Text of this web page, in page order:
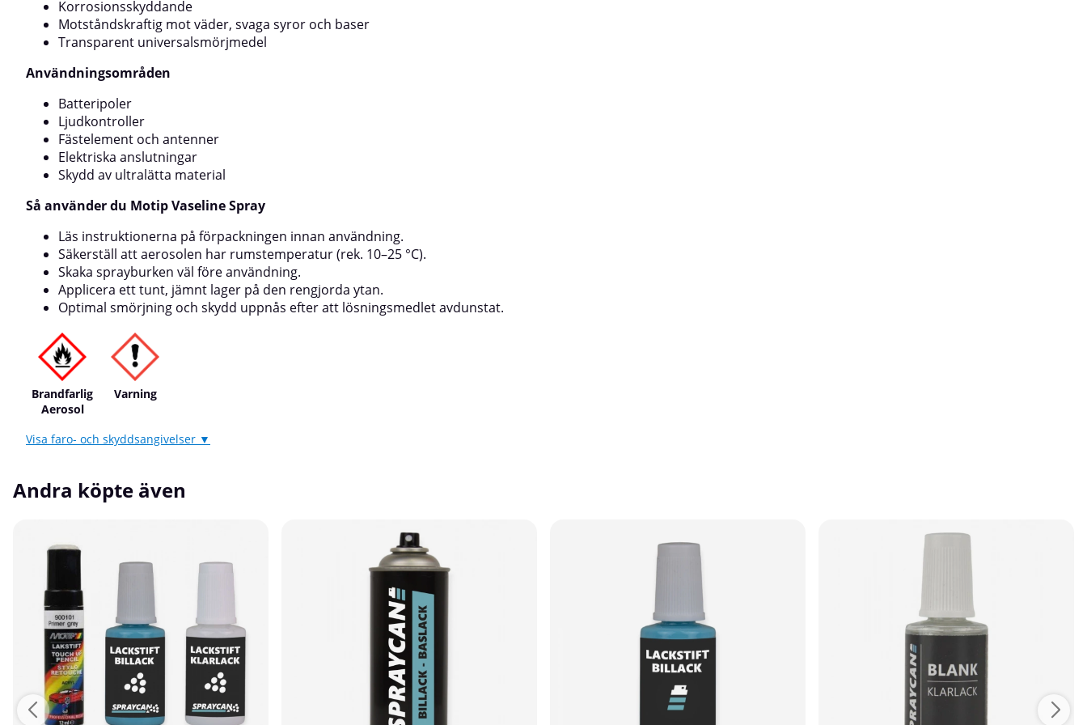
10 min och pressa ihop.Vid porösa ytor: applicera
flera lager.Efter användning, rengör ventilen genom
Korrosionsskyddande
Motståndskraftig mot väder, svaga syror och baser
Transparent universalsmörjmedel
Användningsområden
Batteripoler
Ljudkontroller
Fästelement och antenner
Elektriska anslutningar
Skydd av ultralätta material
Så använder du Motip Vaseline Spray
Läs instruktionerna på förpackningen innan användning.
Säkerställ att aerosolen har rumstemperatur (rek. 10–25 °C).
Skaka sprayburken väl före användning.
Applicera ett tunt, jämnt lager på den rengjorda ytan.
Optimal smörjning och skydd uppnås efter att lösningsmedlet avdunstat.
Brandfarlig
Aerosol
Varning
Visa faro- och skyddsangivelser ▼
Andra köpte även